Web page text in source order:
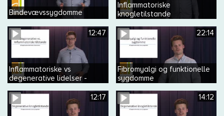
Bindevævssygdomme
Inflammatoriske
knogletilstande
12:47
Inflammatoriske vs
degenerative lidelser -
22:14
Fibromyalgi og funktionelle
sygdomme
12:17 14:12